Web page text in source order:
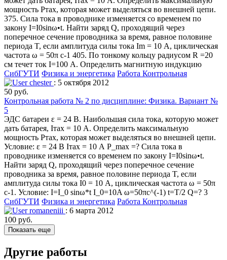
мощность Ртах, которая может выделяться во внешней цепи.
375. Сила тока в проводнике изменяется со временем по
закону I=I0sinω•t. Найти заряд Q, проходящий через
поперечное сечение проводника за время, равное половине
периода T, если амплитуда силы тока Im = 10 А, циклическая
частота ω = 50π c-1 405. По тонкому кольцу радиусом R =20
см течет ток I=100 А. Определить магнитную индукцию
СибГУТИ Физика и энергетика Работа Контрольная
chester : 5 октября 2012
50 руб.
Контрольная работа № 2 по дисциплине: Физика. Вариант №
5
ЭДС батареи ε = 24 В. Наибольшая сила тока, которую может
дать батарея, Iтах = 10 А. Определить максимальную
мощность Ртах, которая может выделяться во внешней цепи.
Условие: ε = 24 В Iтах = 10 А P_max =? Сила тока в
проводнике изменяется со временем по закону I=I0sinω•t.
Найти заряд Q, проходящий через поперечное сечение
проводника за время, равное половине периода T, если
амплитуда силы тока I0 = 10 А, циклическая частота ω = 50π
c-1. Условие: I=I_0 sinω*t I_0=10A ω=50πc^(-1) t=T/2 Q=? 3
СибГУТИ Физика и энергетика Работа Контрольная
romaneniii : 6 марта 2012
100 руб.
Показать еще
Другие работы